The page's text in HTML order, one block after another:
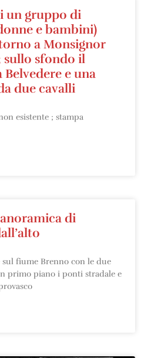
un gruppo di
e bambini)
a Monsignor
sullo sfondo il
e una
due cavalli
esistente ; stampa
di
fiume Brenno con le due
primo piano i ponti stradale e